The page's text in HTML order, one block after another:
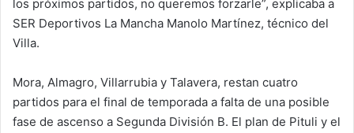
los próximos partidos, no queremos forzarle”, explicaba a
SER Deportivos La Mancha Manolo Martínez, técnico del
Villa.
Mora, Almagro, Villarrubia y Talavera, restan cuatro
partidos para el final de temporada a falta de una posible
fase de ascenso a Segunda División B. El plan de Pituli y el